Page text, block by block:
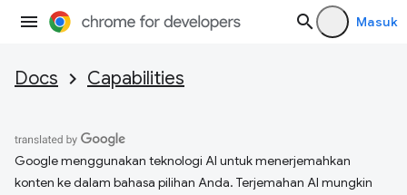
Masuk
Docs Capabilities
Google menggunakan teknologi AI untuk menerjemahkan
konten ke dalam bahasa pilihan Anda. Terjemahan AI mungkin